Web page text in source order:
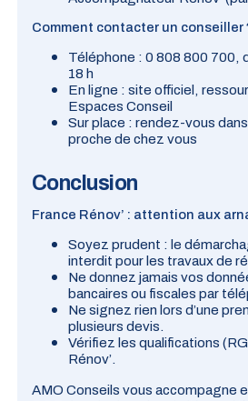
Comment contacter un conseiller
Téléphone :0 808 800 700,
18 h
En ligne : site officiel,
Espaces Conseil
Sur place : rendez-vous
proche de chez vous
Conclusion
France Rénov’ : attention aux
Soyez prudent : le
interdit pour les travaux de
Ne donnez jamais vos
bancaires ou fiscales par
Ne signez rien lors d’une
plusieurs devis.
Vérifiez les qualifications
Rénov’.
AMO Conseils vous accompagne